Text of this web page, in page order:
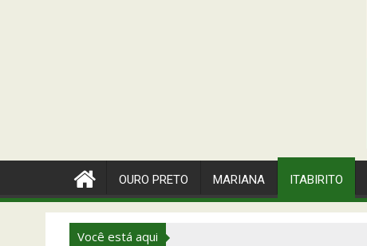
OURO PRETO MARIANA ITABIRITO
Você está aqui